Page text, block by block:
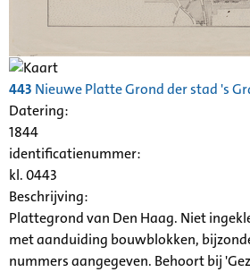
443 Nieuwe Platte Grond der stad 's
Datering:
1844
identificatienummer:
kl. 0443
Beschrijving:
Plattegrond van Den Haag. Niet
met aanduiding bouwblokken,
nummers aangegeven. Behoort bij